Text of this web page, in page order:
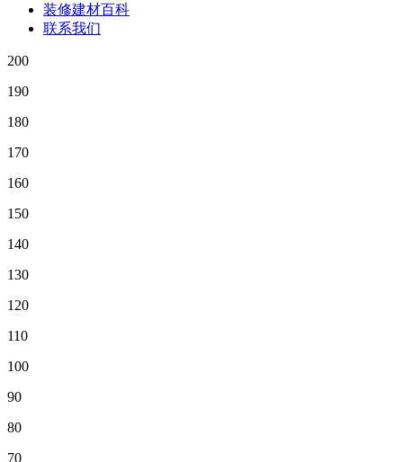
装修建材百科
联系我们
200
190
180
170
160
150
140
130
120
110
100
90
80
70